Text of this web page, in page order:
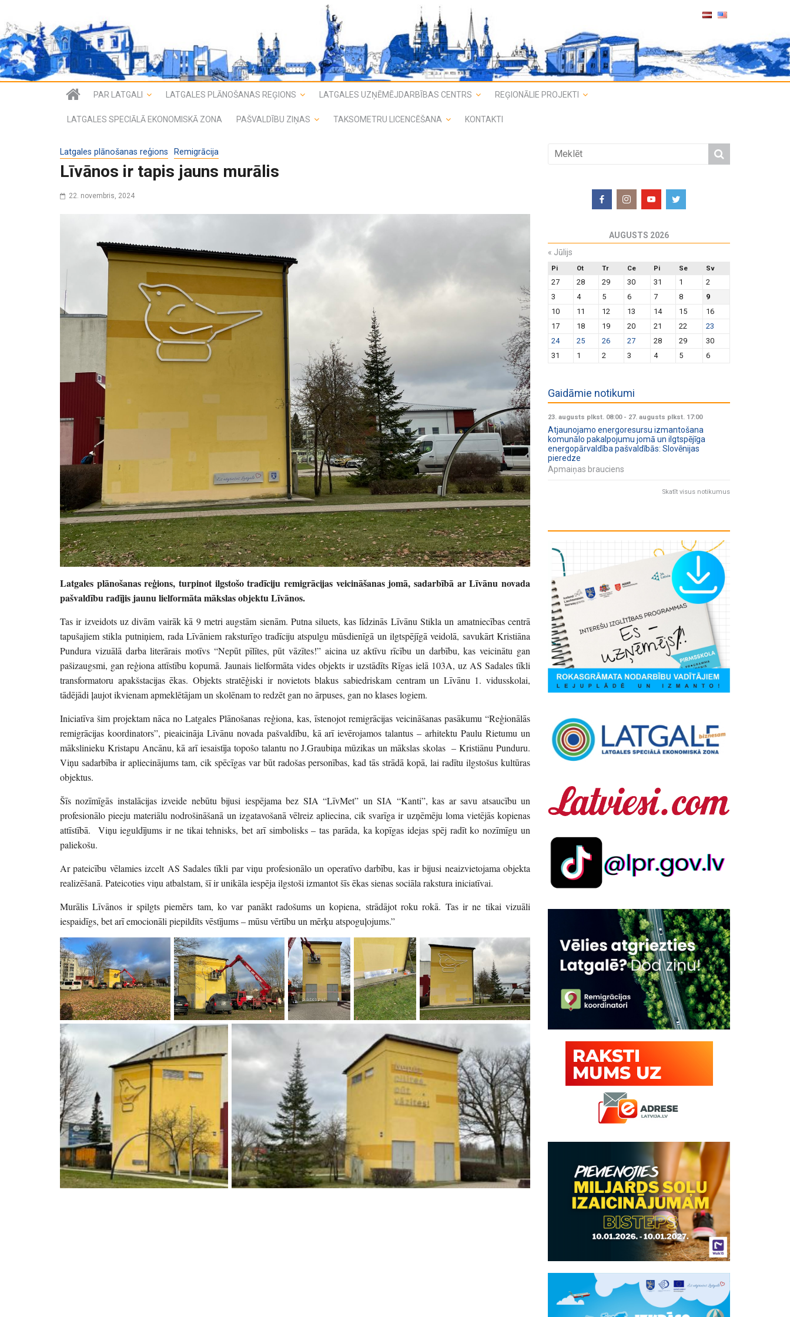
PAR LATGALI LATGALES PLĀNOŠANAS REĢIONS LATGALES UZŅĒMĒJDARBĪBAS CENTRS REĢIONĀLIE PROJEKTI
LATGALES SPECIĀLĀ EKONOMISKĀ ZONA PAŠVALDĪBU ZIŅAS TAKSOMETRU LICENCĒŠANA KONTAKTI
Latgales plānošanas reģions Remigrācija
Līvānos ir tapis jauns murālis
22. novembris, 2024
Latgales plānošanas reģions, turpinot ilgstošo tradīciju remigrācijas veicināšanas jomā, sadarbībā ar Līvānu novada
pašvaldību radījis jaunu lielformāta mākslas objektu Līvānos.
Tas ir izveidots uz divām vairāk kā 9 metri augstām sienām. Putna siluets, kas līdzinās Līvānu Stikla un amatniecības centrā
tapušajiem stikla putniņiem, rada Līvāniem raksturīgo tradīciju atspulgu mūsdienīgā un ilgtspējīgā veidolā, savukārt Kristiāna
Pundura vizuālā darba literārais motīvs “Nepūt pīlītes, pūt vāzītes!” aicina uz aktīvu rīcību un darbību, kas veicinātu gan
pašizaugsmi, gan reģiona attīstību kopumā. Jaunais lielformāta vides objekts ir uzstādīts Rīgas ielā 103A, uz AS Sadales tīkli
transformatoru apakšstacijas ēkas. Objekts stratēģiski ir novietots blakus sabiedriskam centram un Līvānu 1. vidusskolai,
tādējādi ļaujot ikvienam apmeklētājam un skolēnam to redzēt gan no ārpuses, gan no klases logiem.
Iniciatīva šim projektam nāca no Latgales Plānošanas reģiona, kas, īstenojot remigrācijas veicināšanas pasākumu “Reģionālās
remigrācijas koordinators”, pieaicināja Līvānu novada pašvaldību, kā arī ievērojamos talantus – arhitektu Paulu Rietumu un
mākslinieku Kristapu Ancānu, kā arī iesaistīja topošo talantu no J.Graubiņa mūzikas un mākslas skolas – Kristiānu Punduru.
Viņu sadarbība ir apliecinājums tam, cik spēcīgas var būt radošas personības, kad tās strādā kopā, lai radītu ilgstošus kultūras
objektus.
Šīs nozīmīgās instalācijas izveide nebūtu bijusi iespējama bez SIA “LīvMet” un SIA “Kanti”, kas ar savu atsaucību un
profesionālo pieeju materiālu nodrošināšanā un izgatavošanā vēlreiz apliecina, cik svarīga ir uzņēmēju loma vietējās kopienas
attīstībā. Viņu ieguldījums ir ne tikai tehnisks, bet arī simbolisks – tas parāda, ka kopīgas idejas spēj radīt ko nozīmīgu un
paliekošu.
Ar pateicību vēlamies izcelt AS Sadales tīkli par viņu profesionālo un operatīvo darbību, kas ir bijusi neaizvietojama objekta
realizēšanā. Pateicoties viņu atbalstam, šī ir unikāla iespēja ilgstoši izmantot šīs ēkas sienas sociāla rakstura iniciatīvai.
Murālis Līvānos ir spilgts piemērs tam, ko var panākt radošums un kopiena, strādājot roku rokā. Tas ir ne tikai vizuāli
iespaidīgs, bet arī emocionāli piepildīts vēstījums – mūsu vērtību un mērķu atspoguļojums.”
AUGUSTS 2026
« Jūlijs
Pi Ot Tr Ce Pi Se Sv
27 28 29 30 31 1
2
3
4 5 6 7 8
9
10
11 12 13 14 15
16
17
18 19 20 21 22
23
24
25 26 27 28 29
30
31
1 2 3 4 5 6
Gaidāmie notikumi
23. augusts plkst. 08:00- 27. augusts plkst. 17:00
Atjaunojamo energoresursu izmantošana
komunālo pakalpojumu jomā un ilgtspējīga
energopārvaldība pašvaldībās: Slovēnijas
pieredze
Apmaiņas brauciens
Skatīt visus notikumus